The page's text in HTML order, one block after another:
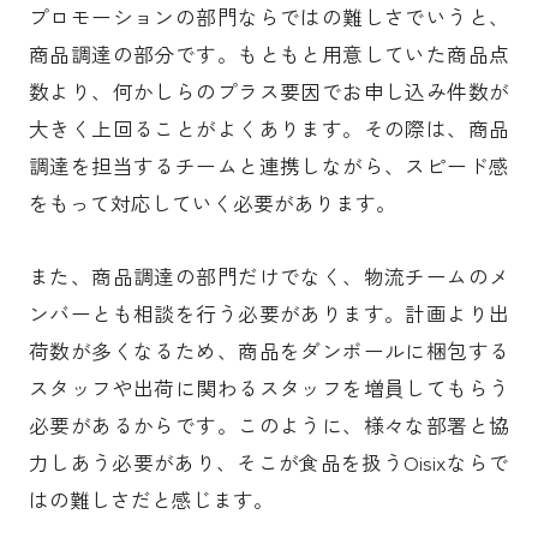
プロモーションの部門ならではの難しさでいうと、
商品調達の部分です。もともと用意していた商品点
数より、何かしらのプラス要因でお申し込み件数が
大きく上回ることがよくあります。その際は、商品
調達を担当するチームと連携しながら、スピード感
をもって対応していく必要があります。
また、商品調達の部門だけでなく、物流チームのメ
ンバーとも相談を行う必要があります。計画より出
荷数が多くなるため、商品をダンボールに梱包する
スタッフや出荷に関わるスタッフを増員してもらう
必要があるからです。このように、様々な部署と協
力しあう必要があり、そこが食品を扱うOisixならで
はの難しさだと感じます。